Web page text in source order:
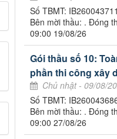
Số TBMT:
Bên mời thầu: . Đóng
09:00 19/08/26
Gói thầu số 10:
phần thi công xây
Chủ nhật - 09/08/
Số TBMT:
Bên mời thầu: . Đóng
09:00 27/08/26